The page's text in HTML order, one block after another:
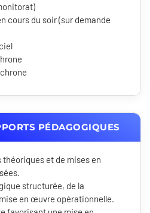
cours du soir (sur demande
PÉDAGOGIQUES
et de mises en
structurée, de la
en œuvre opérationnelle.